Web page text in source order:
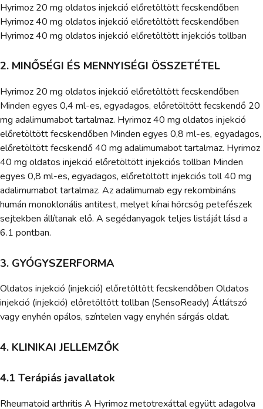
Hyrimoz 20 mg oldatos injekció előretöltött fecskendőben
Hyrimoz 40 mg oldatos injekció előretöltött fecskendőben
Hyrimoz 40 mg oldatos injekció előretöltött injekciós tollban
2. MINŐSÉGI ÉS MENNYISÉGI ÖSSZETÉTEL
Hyrimoz 20 mg oldatos injekció előretöltött fecskendőben
Minden egyes 0,4 ml-es, egyadagos, előretöltött fecskendő 20
mg adalimumabot tartalmaz. Hyrimoz 40 mg oldatos injekció
előretöltött fecskendőben Minden egyes 0,8 ml-es, egyadagos,
előretöltött fecskendő 40 mg adalimumabot tartalmaz. Hyrimoz
40 mg oldatos injekció előretöltött injekciós tollban Minden
egyes 0,8 ml-es, egyadagos, előretöltött injekciós toll 40 mg
adalimumabot tartalmaz. Az adalimumab egy rekombináns
humán monoklonális antitest, melyet kínai hörcsög petefészek
sejtekben állítanak elő. A segédanyagok teljes listáját lásd a
6.1 pontban.
3. GYÓGYSZERFORMA
Oldatos injekció (injekció) előretöltött fecskendőben Oldatos
injekció (injekció) előretöltött tollban (SensoReady) Átlátszó
vagy enyhén opálos, színtelen vagy enyhén sárgás oldat.
4. KLINIKAI JELLEMZŐK
4.1 Terápiás javallatok
Rheumatoid arthritis A Hyrimoz metotrexáttal együtt adagolva